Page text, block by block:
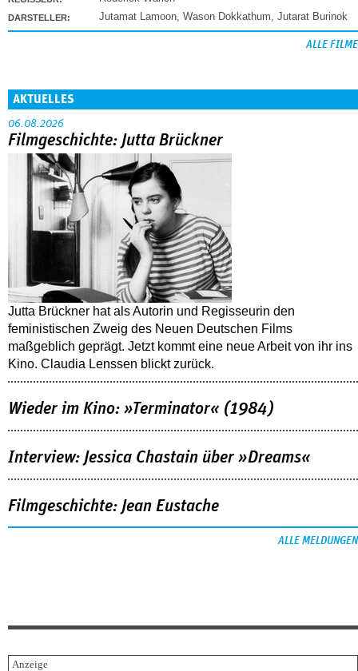
DARSTELLER: Jutamat Lamoon, Wason Dokkathum, Jutarat Burinok
ALLE FILME
AKTUELLES
06.08.2026
Filmgeschichte: Jutta Brückner
Jutta Brückner hat als Autorin und Regisseurin den
feministischen Zweig des Neuen Deutschen Films
maßgeblich geprägt. Jetzt kommt eine neue Arbeit von ihr ins
Kino. Claudia Lenssen blickt zurück.
Wieder im Kino: »Terminator« (1984)
Interview: Jessica Chastain über »Dreams«
Filmgeschichte: Jean Eustache
ALLE MELDUNGEN